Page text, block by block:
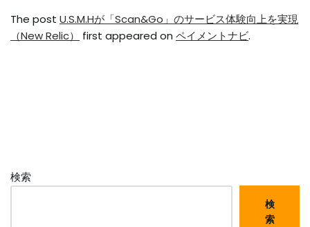
The post U.S.M.Hが「Scan&Go」のサービス体験向上を実現
（New Relic）
first appeared on ペイメントナビ.
検索
検
索